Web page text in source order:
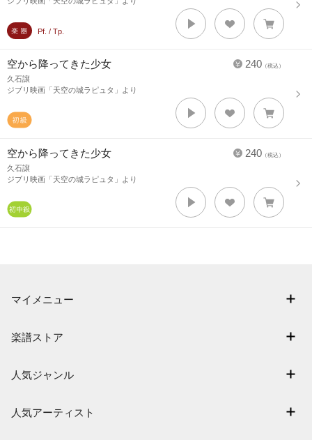
Pf. / Tp.
240 （税込）
空から降ってきた少女
久石譲
ジブリ映画「天空の城ラピュタ」より
240 （税込）
空から降ってきた少女
久石譲
ジブリ映画「天空の城ラピュタ」より
マイメニュー
退会はこちら
楽譜ストア
難易度別に探す
人気ジャンル
人気アーティスト